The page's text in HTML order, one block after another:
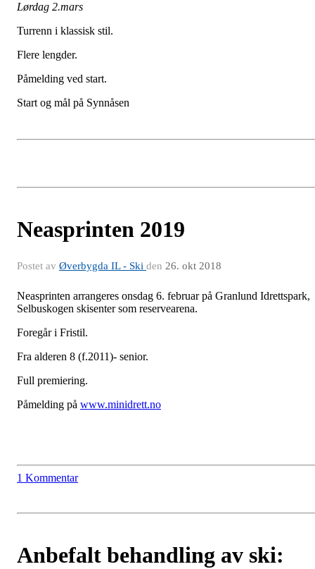
Lørdag 2.mars
Turrenn i klassisk stil.
Flere lengder.
Påmelding ved start.
Start og mål på Synnåsen
Neasprinten 2019
Postet av Øverbygda IL - Ski den 26. okt 2018
Neasprinten arrangeres onsdag 6. februar på Granlund Idrettspark,
Selbuskogen skisenter som reservearena.
Foregår i Fristil.
Fra alderen 8 (f.2011)- senior.
Full premiering.
Påmelding på www.minidrett.no
1 Kommentar
Anbefalt behandling av ski: